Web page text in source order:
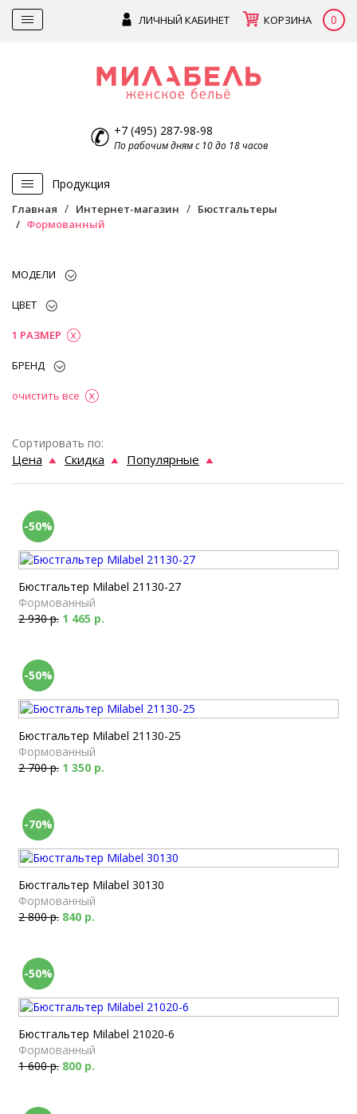
ЛИЧНЫЙ КАБИНЕТ КОРЗИНА 0
+7 (495) 287-98-98
По рабочим дням с 10 до 18 часов
Продукция
Главная Интернет-магазин
Бюстгальтеры
Формованный
МОДЕЛИ
ЦВЕТ
1 РАЗМЕР
БРЕНД
очистить все
Сортировать по:
Цена Скидка Популярные
-50%
Бюстгальтер Milabel 21130-27
Формованный
2 930 р. 1 465 р.
-50%
Бюстгальтер Milabel 21130-25
Формованный
2 700 р. 1 350 р.
-70%
Бюстгальтер Milabel 30130
Формованный
2 800 р. 840 р.
-50%
Бюстгальтер Milabel 21020-6
Формованный
1 600 р. 800 р.